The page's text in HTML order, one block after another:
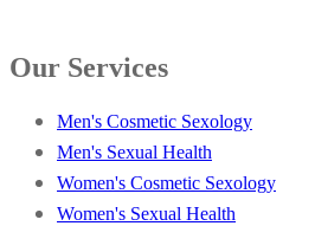
Our Services
Men's Cosmetic Sexology
Men's Sexual Health
Women's Cosmetic Sexology
Women's Sexual Health